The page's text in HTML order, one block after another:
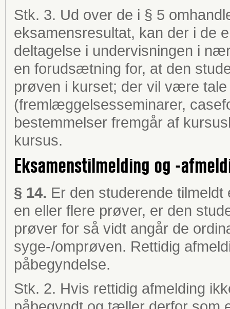
Stk. 3. Ud over de i § 5
eksamensresultat, kan der i de
deltagelse i undervisningen i
en forudsætning for, at den
prøven i kurset; der vil være
(fremlæggelsesseminarer,
bestemmelser fremgår af
kursus.
Eksamenstilmelding og -
§ 14. Er den studerende
en eller flere prøver, er den
prøver for så vidt angår de
syge-/omprøven. Rettidig
påbegyndelse.
Stk. 2. Hvis rettidig afmelding